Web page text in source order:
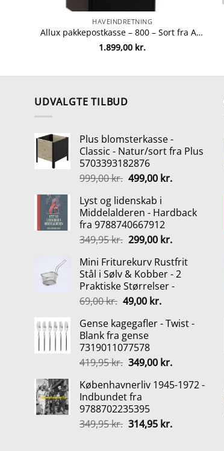
HAVEINDRETNING
Allux pakkepostkasse – 800 – Sort fra Allux 5701701548024
1.899,00 kr.
UDVALGTE TILBUD
Plus blomsterkasse -
Classic - Natur/sort fra Plus
5703393182876
999,00kr. Den
pris
var:
999,00 kr..
499,00 kr.Den
er:
Lyst og lidenskab i
Middelalderen - Hardback
fra 9788740667912
349,95kr. Den
pris
var:
349,95 kr..
299,00 kr.Den
pris
er:
299,00 kr..
Mini Friturekurv Rustfrit
Stål i Sølv & Kobber - 2
Praktiske Størrelser -
69,00kr. Den
pris
var:
69,00 kr..
49,00 kr.Den
pris
Gense kagegafler - Twist -
Blank fra gense
7319011077578
419,95kr. Den
pris
var:
419,95 kr..
349,00 kr.Den
pris
Københavnerliv 1945-1972 -
Indbundet fra
9788702235395
349,95kr. Den
314,95 kr.Den